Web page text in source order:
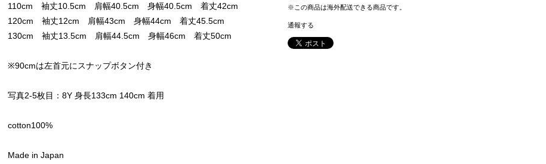
110cm 袖丈10.5cm 肩幅40.5cm 身幅40.5cm 着丈42cm
120cm 袖丈12cm 肩幅43cm 身幅44cm 着丈45.5cm
130cm 袖丈13.5cm 肩幅44.5cm 身幅46cm 着丈50cm
※90cmは左首元にスナップボタン付き
写真2-5枚目：8Y 身長133cm 140cm 着用
cotton100%
Made in Japan
※この商品は海外配送できる商品です。
通報する